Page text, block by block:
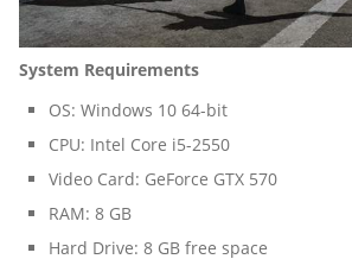
System Requirements
OS: Windows 10 64-bit
CPU: Intel Core i5-2550
Video Card: GeForce GTX 570
RAM: 8 GB
Hard Drive: 8 GB free space